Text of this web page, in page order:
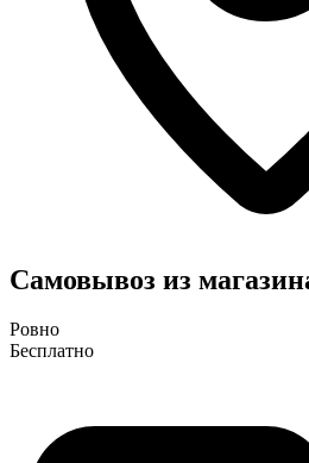
Самовывоз из
Ровно
Бесплатно